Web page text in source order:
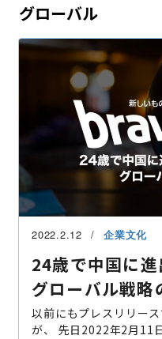
グローバル
2022.2.12 企業文化
24歳で中国に
グローバル戦略
bravesoftのグ
以前にもプレスリリー
が、 先日2022年2月11